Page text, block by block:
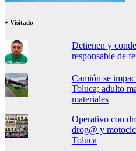
+ Visitado
Detienen y
responsable de
Camión se
Toluca; adulto
materiales
Operativo con
drog@ y
Toluca